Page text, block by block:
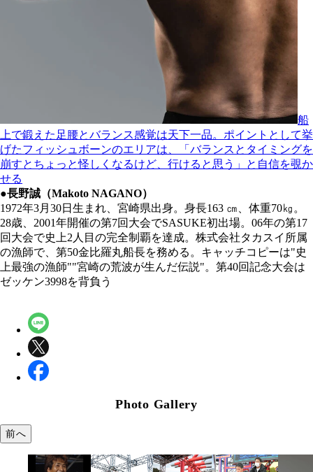
船
上で鍛えた足腰とバランス感覚は天下一品。ポイントとして挙
げたフィッシュボーンのエリアは、「バランスとタイミングを
崩すとちょっと怪しくなるけど、行けると思う」と自信を覗か
せる
●長野誠（Makoto NAGANO）
1972年3月30日生まれ、宮崎県出身。身長163 ㎝、体重70㎏。
28歳、2001年開催の第7回大会でSASUKE初出場。06年の第17
回大会で史上2人目の完全制覇を達成。株式会社タカスイ所属
の漁師で、第50金比羅丸船長を務める。キャッチコピーは"史
上最強の漁師""宮崎の荒波が生んだ伝説"。第40回記念大会は
ゼッケン3998を背負う
Photo Gallery
前へ